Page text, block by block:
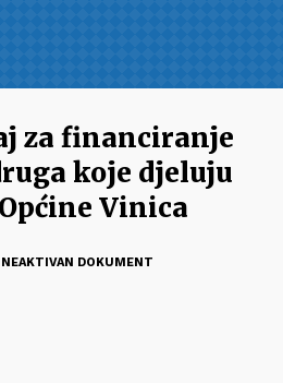
za financiranje
koje djeluju
Vinica
NEAKTIVAN DOKUMENT